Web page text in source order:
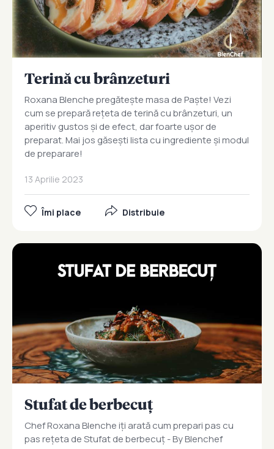
Terină cu brânzeturi
Roxana Blenche pregătește masa de Paște! Vezi
cum se prepară rețeta de terină cu brânzeturi, un
aperitiv gustos și de efect, dar foarte ușor de
preparat. Mai jos găsești lista cu ingrediente și modul
de preparare!
13 Aprilie 2023
Îmi place Distribuie
Stufat de berbecuț
Chef Roxana Blenche iți arată cum prepari pas cu
pas rețeta de Stufat de berbecuț - By Blenchef